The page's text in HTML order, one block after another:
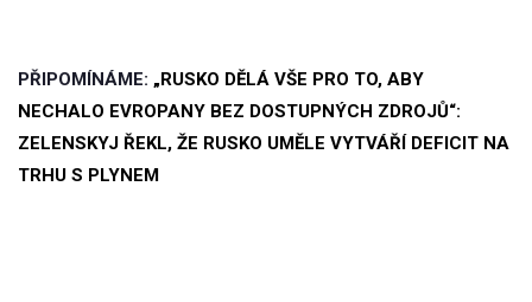
PŘIPOMÍNÁME: „RUSKO DĚLÁ VŠE PRO TO, ABY
NECHALO EVROPANY BEZ DOSTUPNÝCH ZDROJŮ“:
ZELENSKYJ ŘEKL, ŽE RUSKO UMĚLE VYTVÁŘÍ DEFICIT NA
TRHU S PLYNEM